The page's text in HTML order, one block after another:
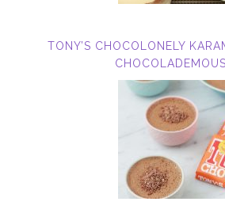
TONY’S CHOCOLONELY